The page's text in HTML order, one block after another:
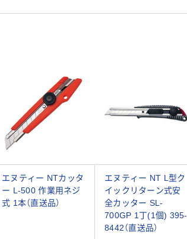
エヌティー NTカッタ
ー L-500 作業用ネジ
式 1本（直送品）
エヌティー NT L型ク
イックリターン式安
全カッター SL-
700GP 1丁(1個) 395-
8442（直送品）